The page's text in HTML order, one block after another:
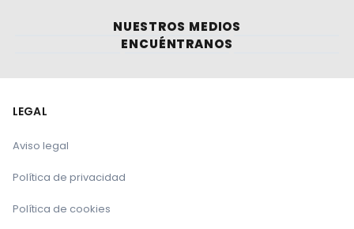
NUESTROS MEDIOS
ENCUÉNTRANOS
LEGAL
Aviso legal
Política de privacidad
Política de cookies